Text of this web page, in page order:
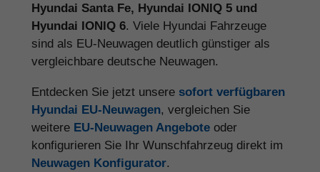
Hyundai Santa Fe, Hyundai IONIQ 5 und
Hyundai IONIQ 6. Viele Hyundai Fahrzeuge
sind als EU-Neuwagen deutlich günstiger als
vergleichbare deutsche Neuwagen.
Entdecken Sie jetzt unsere sofort verfügbaren
Hyundai EU-Neuwagen, vergleichen Sie
weitere EU-Neuwagen Angebote oder
konfigurieren Sie Ihr Wunschfahrzeug direkt im
Neuwagen Konfigurator.